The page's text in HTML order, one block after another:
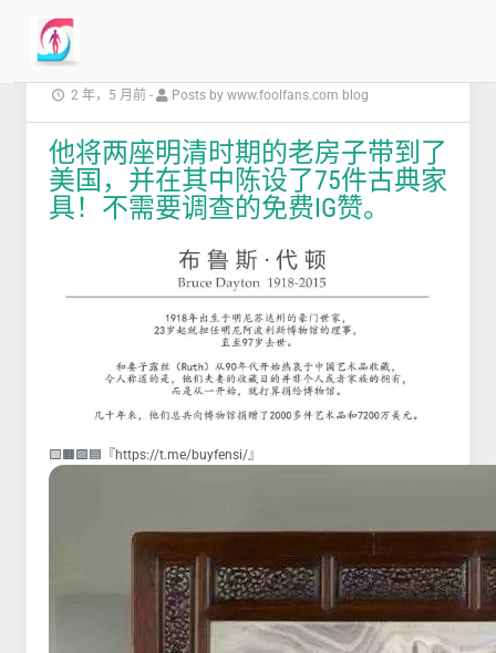
2 年，5 月前 - Posts by www.foolfans.com blog
他将两座明清时期的老房子带到了
美国，并在其中陈设了75件古典家
具！不需要调查的免费IG赞。
🟨🟧🟩🟦『https://t.me/buyfensi/』